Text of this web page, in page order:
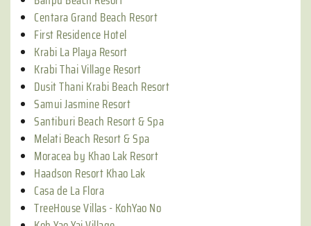
Centara Grand Beach Resort
First Residence Hotel
Krabi La Playa Resort
Krabi Thai Village Resort
Dusit Thani Krabi Beach Resort
Samui Jasmine Resort
Santiburi Beach Resort & Spa
Melati Beach Resort & Spa
Moracea by Khao Lak Resort
Haadson Resort Khao Lak
Casa de La Flora
TreeHouse Villas - KohYao No